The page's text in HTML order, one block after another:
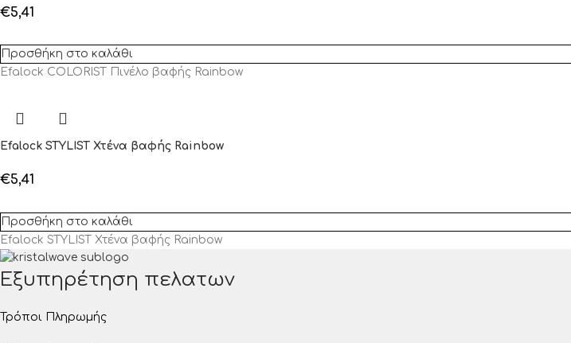
€5,41
Προσθήκη στο καλάθι
Efalock COLORIST Πινέλο βαφής Rainbow
Efalock STYLIST Χτένα βαφής Rainbow
€5,41
Προσθήκη στο καλάθι
Efalock STYLIST Χτένα βαφής Rainbow
Εξυπηρέτηση πελατων
Τρόποι Πληρωμής